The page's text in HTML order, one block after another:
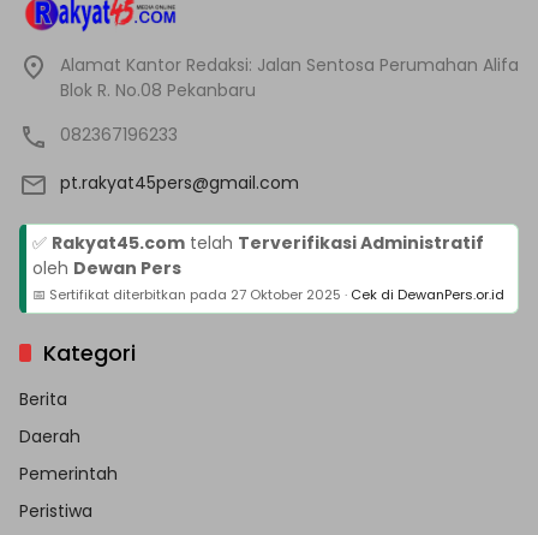
Alamat Kantor Redaksi: Jalan Sentosa Perumahan Alifa
Blok R. No.08 Pekanbaru
082367196233
pt.rakyat45pers@gmail.com
✅ Rakyat45.com telah Terverifikasi Administratif
oleh Dewan Pers
📅 Sertifikat diterbitkan pada 27 Oktober 2025 · Cek di DewanPers.or.id
Kategori
Berita
Daerah
Pemerintah
Peristiwa